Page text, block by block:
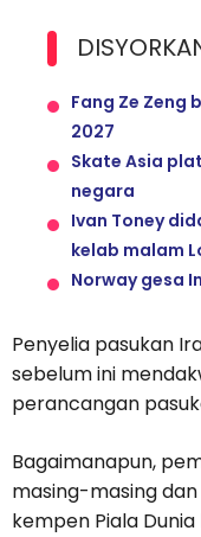
Fang Ze Zeng
2027
Skate Asia
negara
Ivan Toney
kelab malam
Norway gesa
Penyelia pasukan
sebelum ini
perancangan
Bagaimanapun,
masing-masing
kempen Piala Dunia